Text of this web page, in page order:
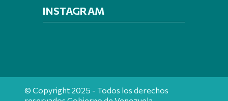
INSTAGRAM
© Copyright 2025 - Todos los derechos